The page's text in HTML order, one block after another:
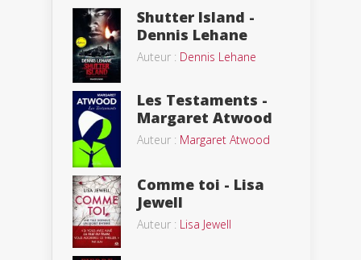
Shutter Island -
Dennis Lehane
Auteur : Dennis Lehane
Les Testaments -
Margaret Atwood
Auteur : Margaret Atwood
Comme toi - Lisa
Jewell
Auteur : Lisa Jewell